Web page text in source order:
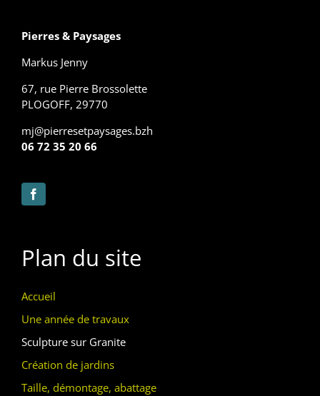
Pierres & Paysages
Markus Jenny
67, rue Pierre Brossolette
PLOGOFF, 29770
mj@pierresetpaysages.bzh
06 72 35 20 66
Plan du site
Accueil
Une année de travaux
Sculpture sur Granite
Création de jardins
Taille, démontage, abattage